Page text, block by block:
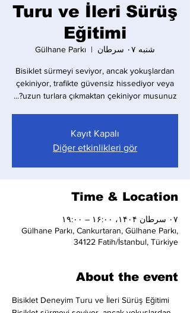
Turu ve İleri Sürüş
Eğitimi
شنبه ۰۷ سرطان
  |
Gülhane Parkı
Bisiklet sürmeyi seviyor, ancak yokuşlardan
çekiniyor, trafikte güvensiz hissediyor veya
uzun turlara çıkmaktan çekiniyor musunuz?...
Kayıt Kapalı
Diğer etkinlikleri gör
Time & Location
۰۷ سرطان ۱۴۰۴، ۱۶:۰۰ – ۱۹:۰۰
Gülhane Parkı, Cankurtaran, Gülhane Parkı,
34122 Fatih/İstanbul, Türkiye
About the event
Bisiklet Deneyim Turu ve İleri Sürüş Eğitimi